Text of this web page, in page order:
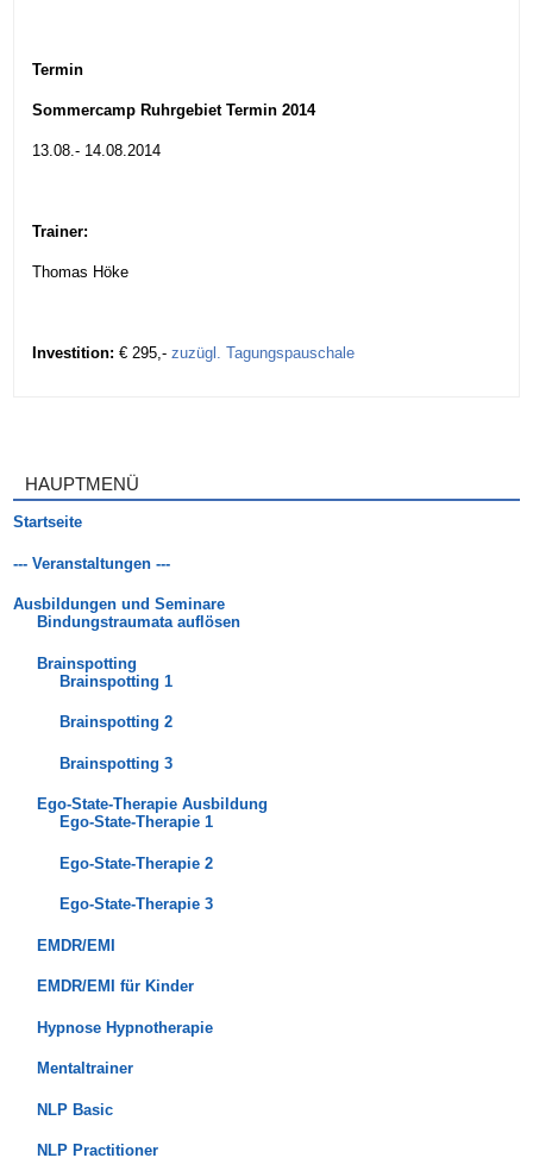
Termin
Sommercamp Ruhrgebiet Termin 2014
13.08.- 14.08.2014
Trainer:
Thomas Höke
Investition:€ 295,- zuzügl. Tagungspauschale
HAUPTMENÜ
Startseite
--- Veranstaltungen ---
Ausbildungen und Seminare
Bindungstraumata auflösen
Brainspotting
Brainspotting 1
Brainspotting 2
Brainspotting 3
Ego-State-Therapie Ausbildung
Ego-State-Therapie 1
Ego-State-Therapie 2
Ego-State-Therapie 3
EMDR/EMI
EMDR/EMI für Kinder
Hypnose Hypnotherapie
Mentaltrainer
NLP Basic
NLP Practitioner